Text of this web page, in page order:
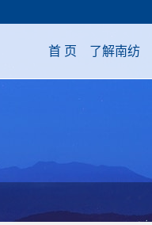
首 页 了解南纺